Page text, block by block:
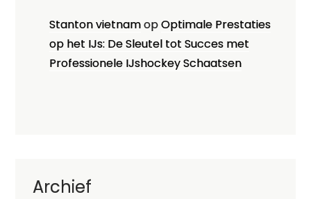
Stanton vietnamopOptimale Prestaties
op het IJs: De Sleutel tot Succes met
Professionele IJshockey Schaatsen
Archief